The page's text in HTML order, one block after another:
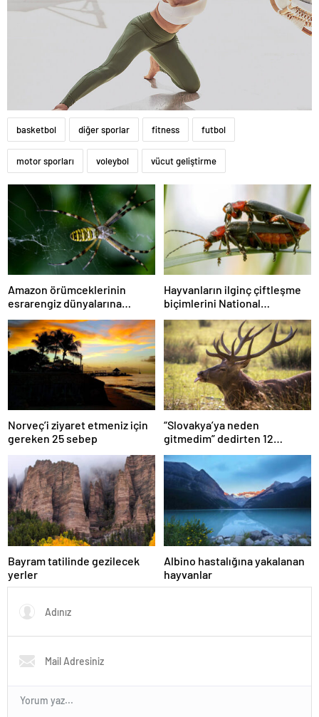
basketbol diğer sporlar fitness futbol
motor sporları voleybol vücut geliştirme
Amazon örümceklerinin
esrarengiz dünyalarına
gitmeye hazır olun.
Hayvanların ilginç çiftleşme
biçimlerini National
Geographic görüntüledi.
Norveç’i ziyaret etmeniz için
gereken 25 sebep
“Slovakya’ya neden
gitmedim” dedirten 12
fotoğraf
Bayram tatilinde gezilecek
yerler
Albino hastalığına yakalanan
hayvanlar